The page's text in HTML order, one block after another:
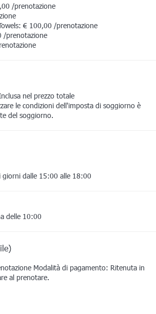
/prenotazione
€ 100,00 /prenotazione
/prenotazione
nel prezzo totale
le condizioni dell'imposta di soggiorno è
del soggiorno.
giorni dalle 15:00 alle 18:00
delle 10:00
Modalità di pagamento: Ritenuta in
al prenotare.